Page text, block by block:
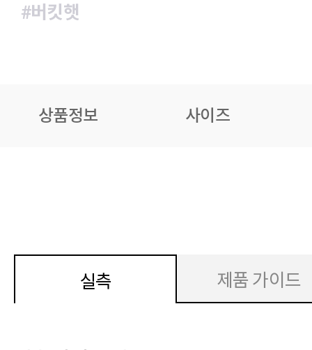
#버킷햇
상품정보 사이즈
실측 제품 가이드